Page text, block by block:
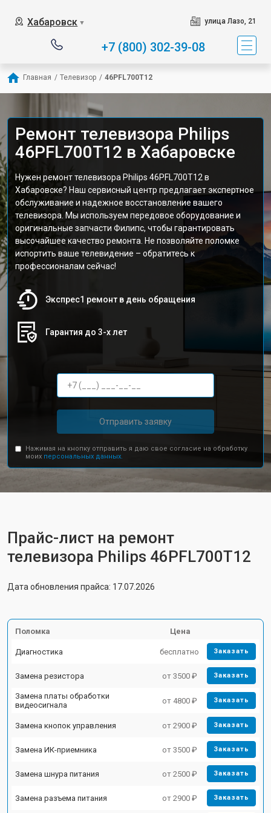
Хабаровск ▼ улица Лазо, 21
+7 (800) 302-39-08
Главная / Телевизор / 46PFL700T12
Ремонт телевизора Philips
46PFL700T12 в Хабаровске
Нужен ремонт телевизора Philips 46PFL700T12 в
Хабаровске? Наш сервисный центр предлагает экспертное
обслуживание и надежное восстановление вашего
телевизора. Мы используем передовое оборудование и
оригинальные запчасти Филипс, чтобы гарантировать
высочайшее качество ремонта. Не позволяйте поломке
испортить ваше телевидение – обратитесь к
профессионалам сейчас!
Экспрес1 ремонт в день обращения
Гарантия до 3-х лет
Отправить заявку
Нажимая на кнопку отправить я даю свое согласие на обработку
моих персональных данных.
Прайс-лист на ремонт
телевизора Philips 46PFL700T12
Дата обновления прайса: 17.07.2026
Поломка Цена
Диагностика бесплатно Заказать
Замена резистора от 3500 ₽ Заказать
Замена платы обработки
видеосигнала
от 4800 ₽ Заказать
Замена кнопок управления от 2900 ₽ Заказать
Замена ИК-приемника от 3500 ₽ Заказать
Замена шнура питания от 2500 ₽ Заказать
Замена разъема питания от 2900 ₽ Заказать